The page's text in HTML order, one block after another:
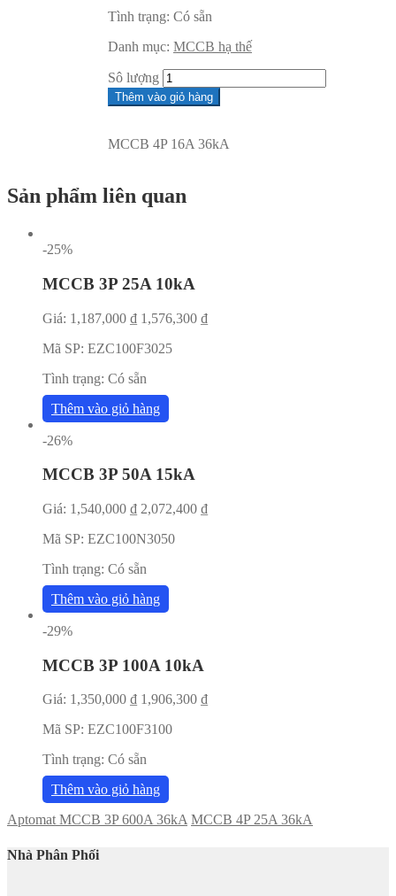
Tình trạng: Có sẵn
Danh mục: MCCB hạ thế
Sô lượng
Thêm vào giỏ hàng
MCCB 4P 16A 36kA
Sản phẩm liên quan
-25%
MCCB 3P 25A 10kA
Giá: 1,187,000 ₫ 1,576,300 ₫
Mã SP: EZC100F3025
Tình trạng: Có sẵn
Thêm vào giỏ hàng
-26%
MCCB 3P 50A 15kA
Giá: 1,540,000 ₫ 2,072,400 ₫
Mã SP: EZC100N3050
Tình trạng: Có sẵn
Thêm vào giỏ hàng
-29%
MCCB 3P 100A 10kA
Giá: 1,350,000 ₫ 1,906,300 ₫
Mã SP: EZC100F3100
Tình trạng: Có sẵn
Thêm vào giỏ hàng
Aptomat MCCB 3P 600A 36kA MCCB 4P 25A 36kA
Nhà Phân Phối